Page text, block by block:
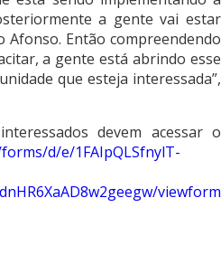
a gente vai estar
Afonso. Então compreendendo
a gente está abrindo esse
que esteja interessada”,
devem acessar o
d/e/1FAIpQLSfnylT-
viewform